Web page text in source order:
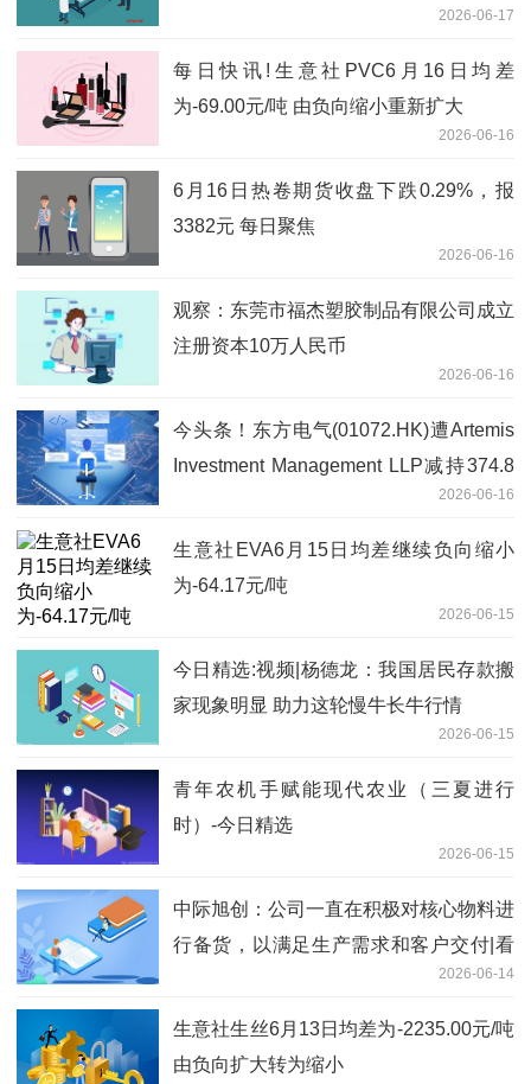
2026-06-17
每日快讯!生意社PVC6月16日均差
为-69.00元/吨 由负向缩小重新扩大
2026-06-16
6月16日热卷期货收盘下跌0.29%，报
3382元 每日聚焦
2026-06-16
观察：东莞市福杰塑胶制品有限公司成立
注册资本10万人民币
2026-06-16
今头条！东方电气(01072.HK)遭Artemis
Investment Management LLP减持374.8
2026-06-16
生意社EVA6月15日均差继续负向缩小
为-64.17元/吨
2026-06-15
今日精选:视频|杨德龙：我国居民存款搬
家现象明显 助力这轮慢牛长牛行情
2026-06-15
青年农机手赋能现代农业（三夏进行
时）-今日精选
2026-06-15
中际旭创：公司一直在积极对核心物料进
行备货，以满足生产需求和客户交付|看
2026-06-14
生意社生丝6月13日均差为-2235.00元/吨
由负向扩大转为缩小